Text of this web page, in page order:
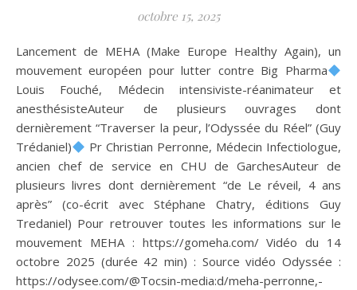
octobre 15, 2025
Lancement de MEHA (Make Europe Healthy Again), un
mouvement européen pour lutter contre Big Pharma
Louis Fouché, Médecin intensiviste-réanimateur et
anesthésisteAuteur de plusieurs ouvrages dont
dernièrement “Traverser la peur, l’Odyssée du Réel” (Guy
Trédaniel)
Pr Christian Perronne, Médecin Infectiologue,
ancien chef de service en CHU de GarchesAuteur de
plusieurs livres dont dernièrement “de Le réveil, 4 ans
après” (co-écrit avec Stéphane Chatry, éditions Guy
Tredaniel) Pour retrouver toutes les informations sur le
mouvement MEHA : https://gomeha.com/ Vidéo du 14
octobre 2025 (durée 42 min) : Source vidéo Odyssée :
https://odysee.com/@Tocsin-media:d/meha-perronne,-